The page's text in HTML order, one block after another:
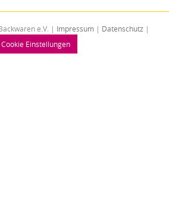
e.V. | Impressum| Datenschutz |
Cookie Einstellungen